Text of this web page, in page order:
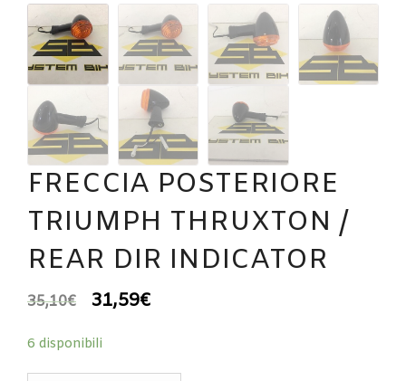
Shop Ricambi
Note Generali
Carrello
Contatti
FRECCIA POSTERIORE
TRIUMPH THRUXTON /
REAR DIR INDICATOR
35,10€ 31,59€
6 disponibili